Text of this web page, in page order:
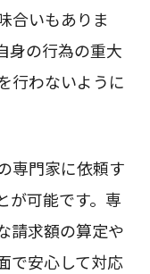
合いもありま
身の行為の重大
行わないように
専門家に依頼す
が可能です。専
請求額の算定や
で安心して対応